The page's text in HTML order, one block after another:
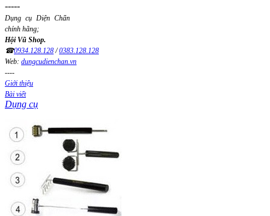
-----
Dụng cụ Diện Chẩn
chính hãng;
Hội Vũ Shop.
☎0934.128.128/0383.128.128
Web: dungcudienchan.vn
----
Giới thiệu
Bài viết
Dụng cụ